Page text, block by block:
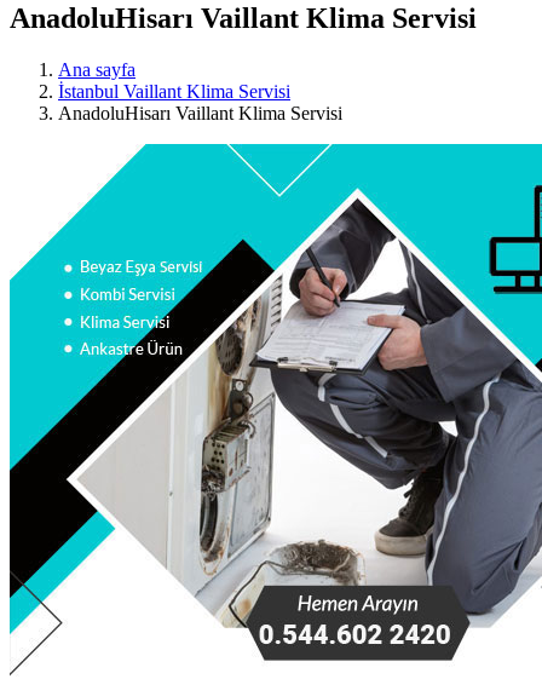
AnadoluHisarı Vaillant Klima Servisi
Ana sayfa
İstanbul Vaillant Klima Servisi
AnadoluHisarı Vaillant Klima Servisi